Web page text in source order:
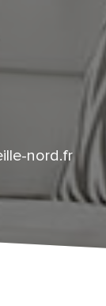
nord.fr